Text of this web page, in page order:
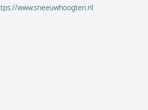
www.sneeuwhoogten.nl